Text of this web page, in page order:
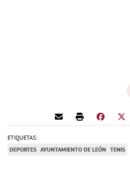
ETIQUETAS:
DEPORTES AYUNTAMIENTO DE LEÓN TENIS